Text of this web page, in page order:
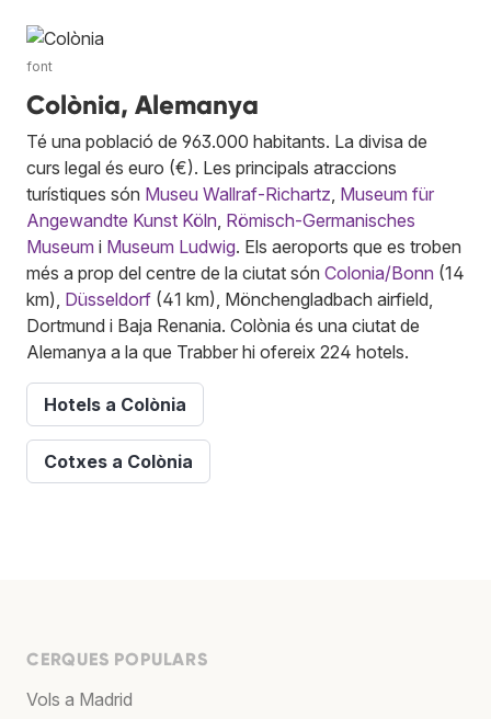
font
Colònia, Alemanya
Té una població de 963.000 habitants. La divisa de
curs legal és euro (€). Les principals atraccions
turístiques són Museu Wallraf-Richartz Museum für
Angewandte Kunst Köln Römisch-Germanisches
Museum i Museum Ludwig. Els aeroports que es troben
més a prop del centre de la ciutat són Colonia/Bonn (14
km), Düsseldorf (41 km), Mönchengladbach airfield,
Dortmund i Baja Renania. Colònia és una ciutat de
Alemanya a la que Trabber hi ofereix 224 hotels.
Hotels a Colònia
Cotxes a Colònia
CERQUES POPULARS
Vols a Madrid